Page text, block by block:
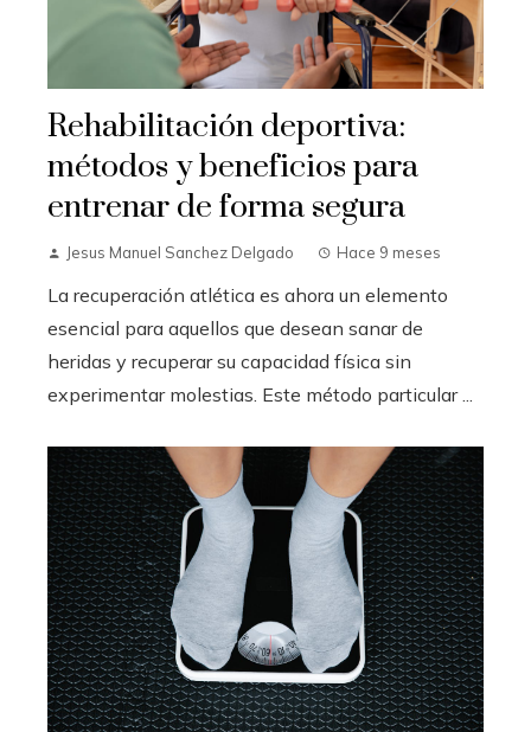
Rehabilitación deportiva:
métodos y beneficios para
entrenar de forma segura
Jesus Manuel Sanchez Delgado Hace 9 meses
La recuperación atlética es ahora un elemento
esencial para aquellos que desean sanar de
heridas y recuperar su capacidad física sin
experimentar molestias. Este método particular ...